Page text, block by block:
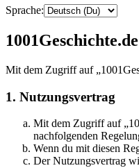
Sprache:
Mit dem Zugriff auf
1. Nutzungsvertrag
Mit dem Zugriff auf
nachfolgenden
Wenn du mit diesen
Der Nutzungsvertrag